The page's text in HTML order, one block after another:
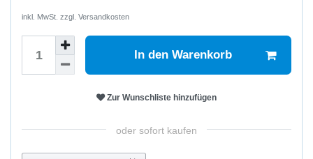
inkl. MwSt. zzgl. Versandkosten
In den Warenkorb
Zur Wunschliste hinzufügen
oder sofort kaufen